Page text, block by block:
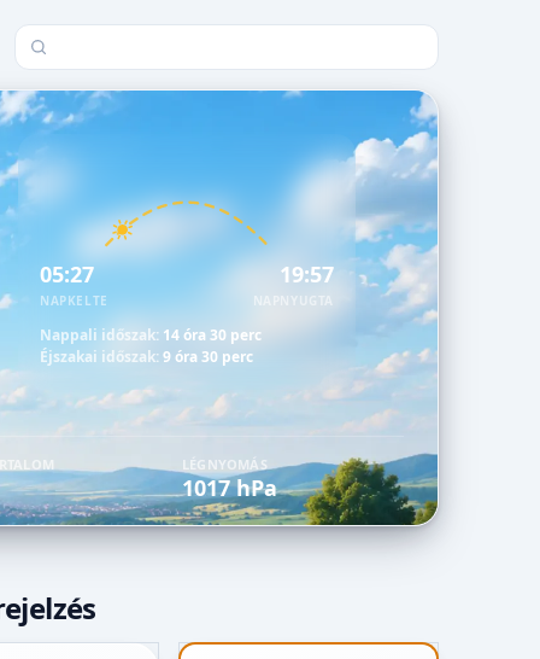
Település keresése
05:27
NAPKELTE
19:57
NAPNYUGTA
Nappali időszak: 14 óra 30 perc
Éjszakai időszak:9 óra 30 perc
LÉGNYOMÁS
1017 hPa